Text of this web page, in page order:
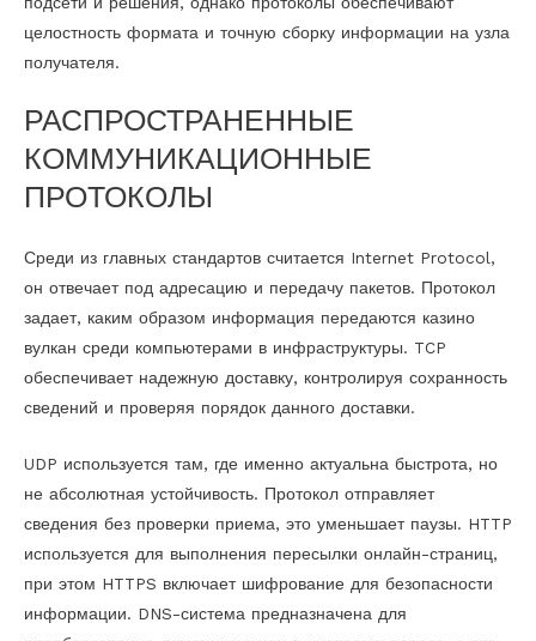
целостность формата и точную сборку информации на узла
получателя.
РАСПРОСТРАНЕННЫЕ
КОММУНИКАЦИОННЫЕ
ПРОТОКОЛЫ
Среди из главных стандартов считается Internet Protocol,
он отвечает под адресацию и передачу пакетов. Протокол
задает, каким образом информация передаются казино
вулкан среди компьютерами в инфраструктуры. TCP
обеспечивает надежную доставку, контролируя сохранность
сведений и проверяя порядок данного доставки.
UDP используется там, где именно актуальна быстрота, но
не абсолютная устойчивость. Протокол отправляет
сведения без проверки приема, это уменьшает паузы. HTTP
используется для выполнения пересылки онлайн-страниц,
при этом HTTPS включает шифрование для безопасности
информации. DNS-система предназначена для